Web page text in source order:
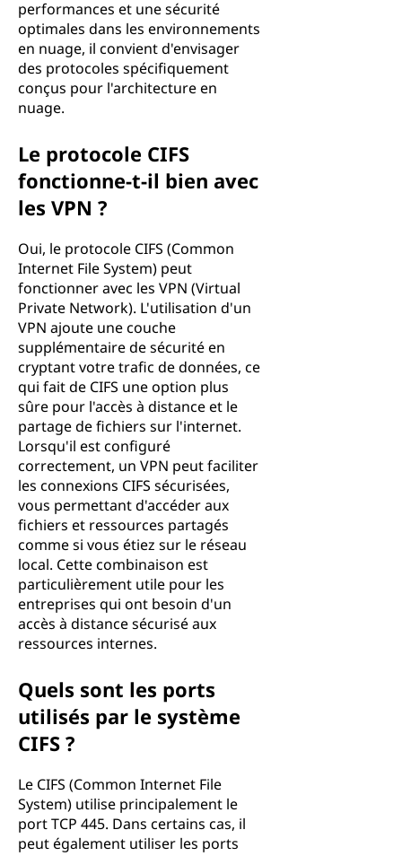
performances et une sécurité
optimales dans les environnements
en nuage, il convient d'envisager
des protocoles spécifiquement
conçus pour l'architecture en
nuage.
Le protocole CIFS
fonctionne-t-il bien avec
les VPN ?
Oui, le protocole CIFS (Common
Internet File System) peut
fonctionner avec les VPN (Virtual
Private Network). L'utilisation d'un
VPN ajoute une couche
supplémentaire de sécurité en
cryptant votre trafic de données, ce
qui fait de CIFS une option plus
sûre pour l'accès à distance et le
partage de fichiers sur l'internet.
Lorsqu'il est configuré
correctement, un VPN peut faciliter
les connexions CIFS sécurisées,
vous permettant d'accéder aux
fichiers et ressources partagés
comme si vous étiez sur le réseau
local. Cette combinaison est
particulièrement utile pour les
entreprises qui ont besoin d'un
accès à distance sécurisé aux
ressources internes.
Quels sont les ports
utilisés par le système
CIFS ?
Le CIFS (Common Internet File
System) utilise principalement le
port TCP 445. Dans certains cas, il
peut également utiliser les ports